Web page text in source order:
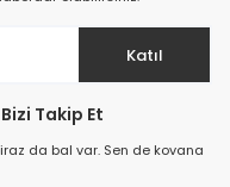
Katıl
Takip Et
da bal var. Sen de kovana